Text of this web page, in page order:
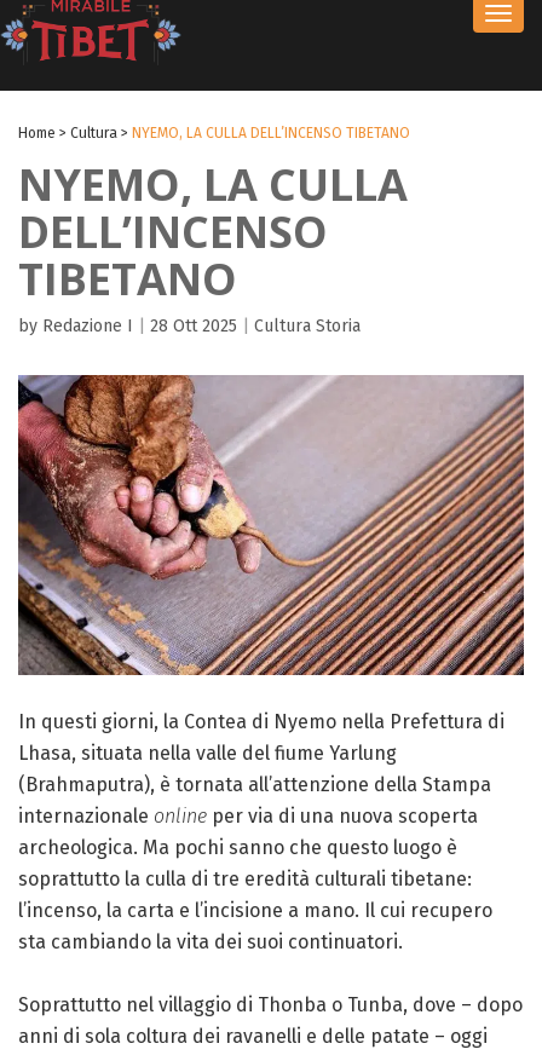
Home > Cultura > NYEMO, LA CULLA DELL’INCENSO TIBETANO
NYEMO, LA CULLA
DELL’INCENSO
TIBETANO
by Redazione I 28 Ott 2025 Cultura Storia
In questi giorni, la Contea di Nyemo nella Prefettura di
Lhasa, situata nella valle del fiume Yarlung
(Brahmaputra), è tornata all’attenzione della Stampa
internazionale online per via di una nuova scoperta
archeologica. Ma pochi sanno che questo luogo è
soprattutto la culla di tre eredità culturali tibetane:
l’incenso, la carta e l’incisione a mano. Il cui recupero
sta cambiando la vita dei suoi continuatori.
Soprattutto nel villaggio di Thonba o Tunba, dove – dopo
anni di sola coltura dei ravanelli e delle patate – oggi